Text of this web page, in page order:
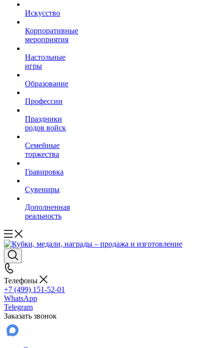
Искусство
Корпоративные
мероприятия
Настольные
игры
Образование
Профессии
Праздники
родов войск
Семейные
торжества
Гравировка
Сувениры
Дополненная
реальность
Телефоны
+7 (499) 151-52-01
WhatsApp
Telegram
Заказать звонок